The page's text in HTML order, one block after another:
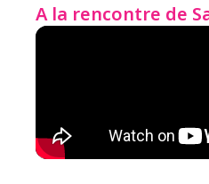
A la rencontre de